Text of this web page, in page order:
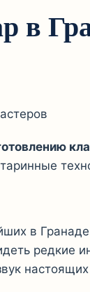
в
в
редкие
настоящих